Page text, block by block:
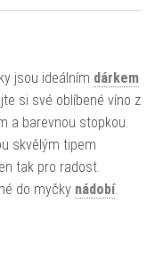
jsou ideálním dárkem
si své oblíbené víno z
a barevnou stopkou.
skvělým tipem
tak pro radost.
do myčky nádobí.